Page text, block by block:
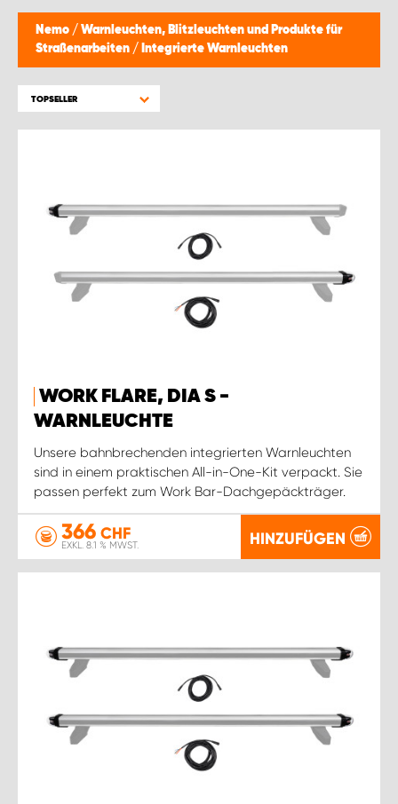
Nemo / Warnleuchten, Blitzleuchten und Produkte für
Straßenarbeiten / Integrierte Warnleuchten
TOPSELLER
WORK FLARE, DIA S -
WARNLEUCHTE
Unsere bahnbrechenden integrierten Warnleuchten
sind in einem praktischen All-in-One-Kit verpackt. Sie
passen perfekt zum Work Bar-Dachgepäckträger.
366 CHF
EXKL. 8.1 % MWST. HINZUFÜGEN